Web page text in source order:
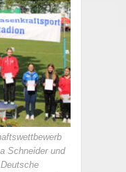
Schneider und